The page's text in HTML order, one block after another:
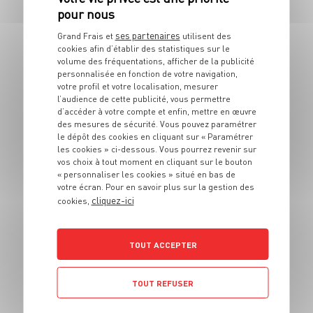
jambon de parme
4 pers. 10 min 5 min
RECETTE
Roulé de jambon aux
figues
Grand Frais et ses partenaires utilisent des
cookies afin d’établir des statistiques sur le
volume des fréquentations, afficher de la publicité
personnalisée en fonction de votre navigation,
votre profil et votre localisation, mesurer
l’audience de cette publicité, vous permettre
d’accéder à votre compte et enfin, mettre en œuvre
des mesures de sécurité. Vous pouvez paramétrer
le dépôt des cookies en cliquant sur « Paramétrer
les cookies » ci-dessous. Vous pourrez revenir sur
vos choix à tout moment en cliquant sur le bouton
« personnaliser les cookies » situé en bas de
votre écran. Pour en savoir plus sur la gestion des
cookies, cliquez-ici
TOUT ACCEPTER
TOUT REFUSER